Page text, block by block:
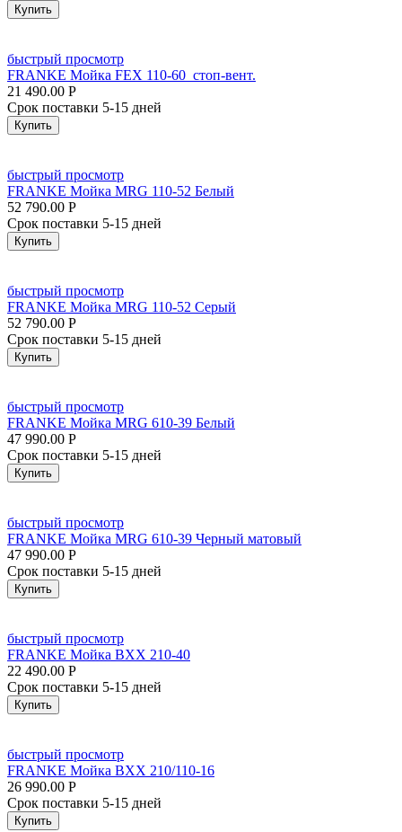
Купить
быстрый просмотр
FRANKE Мойка FEX 110-60 стоп-вент.
21 490.00 Р
Срок поставки 5-15 дней
Купить
быстрый просмотр
FRANKE Мойка MRG 110-52 Белый
52 790.00 Р
Срок поставки 5-15 дней
Купить
быстрый просмотр
FRANKE Мойка MRG 110-52 Серый
52 790.00 Р
Срок поставки 5-15 дней
Купить
быстрый просмотр
FRANKE Мойка MRG 610-39 Белый
47 990.00 Р
Срок поставки 5-15 дней
Купить
быстрый просмотр
FRANKE Мойка MRG 610-39 Черный матовый
47 990.00 Р
Срок поставки 5-15 дней
Купить
быстрый просмотр
FRANKE Мойка BXX 210-40
22 490.00 Р
Срок поставки 5-15 дней
Купить
быстрый просмотр
FRANKE Мойка BXX 210/110-16
26 990.00 Р
Срок поставки 5-15 дней
Купить